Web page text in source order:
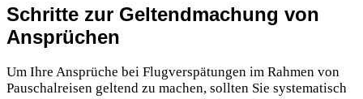
Schritte zur Geltendmachung von
Ansprüchen
Um Ihre Ansprüche bei Flugverspätungen im Rahmen von
Pauschalreisen geltend zu machen, sollten Sie systematisch